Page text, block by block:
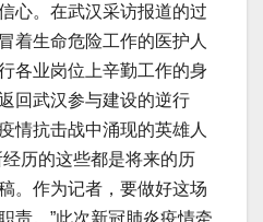
心。在武汉采访报道的过
着生命危险工作的医护人
各业岗位上辛勤工作的身
回武汉参与建设的逆行
情抗击战中涌现的英雄人
历的这些都是将来的历
。作为记者，要做好这场
责。”此次新冠肺炎疫情牵